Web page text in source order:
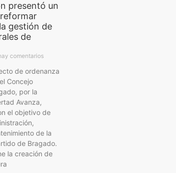
presentó un
gestión de
de
comentarios
de ordenanza
Concejo
por la
Avanza,
el objetivo de
de la
de Bragado.
la creación de